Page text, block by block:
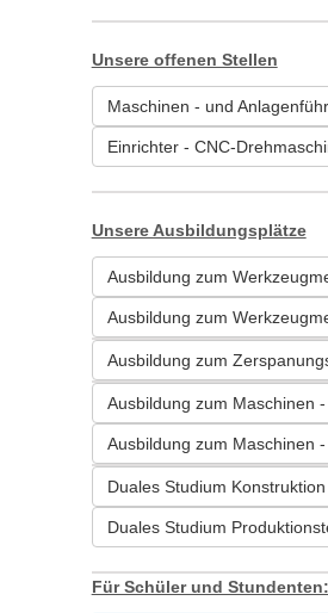
Unsere offenen Stellen
Maschinen - und
Einrichter - CNC-
Unsere Ausbildungsplätze
Ausbildung zum
Ausbildung zum
Ausbildung zum
Ausbildung zum Maschinen
Ausbildung zum Maschinen
Duales Studium Konstruktion
Duales Studium
Für Schüler und Stundenten: